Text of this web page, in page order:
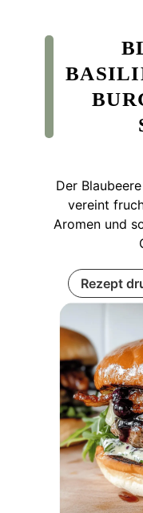
Der
vereint
Aromen und
Rezept